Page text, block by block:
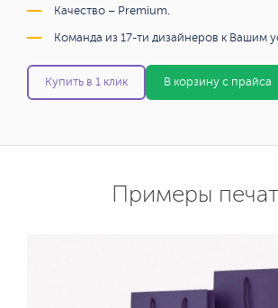
Качество – Premium.
Команда из 17-ти дизайнеров к Вашим
Купить в 1 клик В корзину с прайса
Примеры